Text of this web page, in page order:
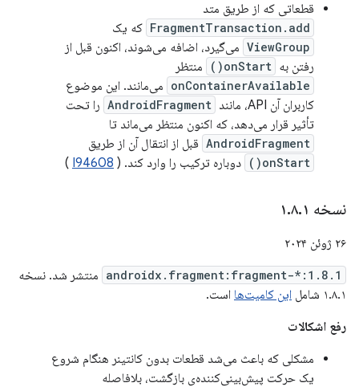
قطعاتی که از طریق متد
FragmentTransaction.add که یک
ViewGroup می‌گیرد، اضافه می‌شوند، اکنون قبل از
رفتن به onStart() منتظر
onContainerAvailable می‌مانند. این موضوع
کاربران آن API، مانند
AndroidFragment را تحت
تأثیر قرار می‌دهد، که اکنون منتظر می‌ماند تا
AndroidFragment قبل از انتقال آن از طریق
onStart() دوباره ترکیب را وارد کند. ( I94608
)
نسخه ۱ .۸.۱
۲۶ ژوئن ۲۰۲۴
androidx.fragment:fragment-*:1.8.1 منتشر شد. نسخه
۱.۸.۱ شامل
این کامیت‌ها است.
رفع اشکالات
مشکلی که باعث می‌شد قطعات بدون کانتینر هنگام شروع
یک حرکت پیش‌بینی‌کننده‌ی بازگشت، بلافاصله